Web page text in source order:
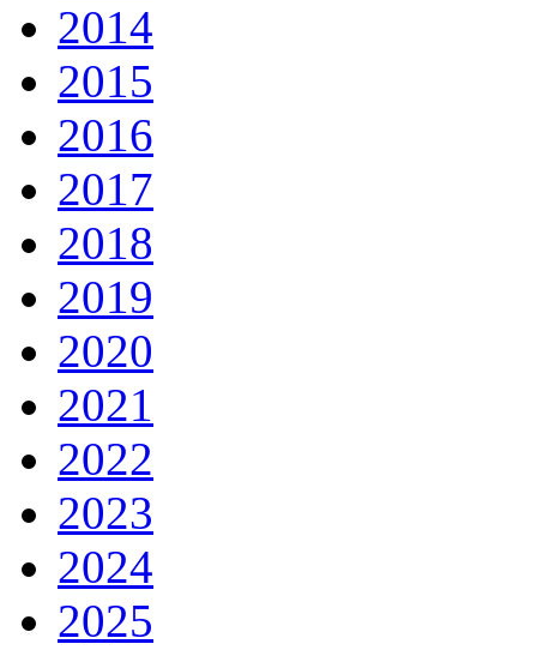
2014
2015
2016
2017
2018
2019
2020
2021
2022
2023
2024
2025